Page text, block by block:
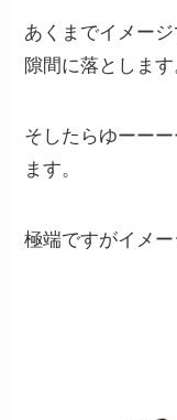
あくまでイメー
隙間に落とします
そしたらゆーー
ます。
極端ですがイメー